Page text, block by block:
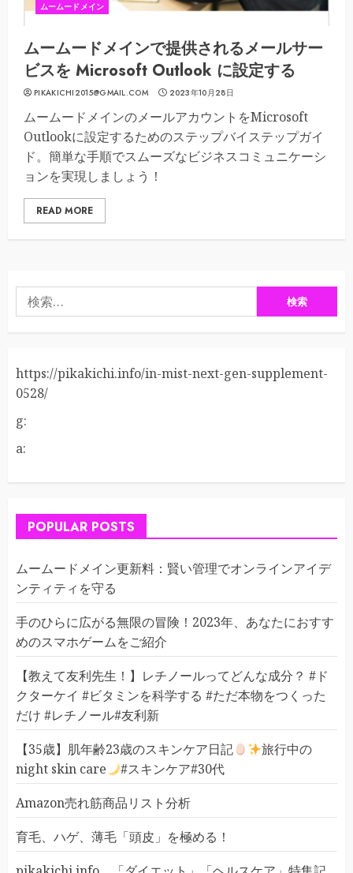
ムームードメイン
ムームードメインで提供されるメールサー
ビスを Microsoft Outlook に設定する
PIKAKICHI2015@GMAIL.COM 2023年10月28日
ムームードメインのメールアカウントをMicrosoft
Outlookに設定するためのステップバイステップガイ
ド。簡単な手順でスムーズなビジネスコミュニケーシ
ョンを実現しましょう！
READ MORE
索:
https://pikakichi.info/in-mist-next-gen-supplement-
0528/
g:
a:
POPULAR POSTS
ムームードメイン更新料：賢い管理でオンラインアイデ
ンティティを守る
手のひらに広がる無限の冒険！2023年、あなたにおすす
めのスマホゲームをご紹介
【教えて友利先生！】レチノールってどんな成分？ #ド
クターケイ #ビタミンを科学する #ただ本物をつくった
だけ #レチノール#友利新
【35歳】肌年齢23歳のスキンケア日記
旅行中の
night skin care
#スキンケア#30代
Amazon売れ筋商品リスト分析
育毛、ハゲ、薄毛「頭皮」を極める！